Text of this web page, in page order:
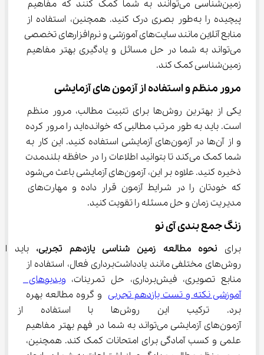
زمین‌شناسی می‌توانند به شما کمک کنند که مفاهیم
پیچیده را به‌طور بصری درک کنید. همچنین، استفاده از
منابع آنلاین مانند سایت‌های آموزشی و نرم‌افزارهای تخصصی
می‌تواند به شما در حل مسائل و یادگیری بهتر مفاهیم
زمین‌شناسی کمک کند.
مرور منظم و استفاده از آزمون ‌های آزمایشی
یکی از بهترین روش‌ها برای تثبیت مطالب، مرور منظم
است. باید به طور مرتب مطالبی که خوانده‌اید را مرور کرده
و از آن‌ها در آزمون‌های آزمایشی استفاده کنید. این کار به
شما کمک می‌کند تا بتوانید اطلاعات را در حافظه بلندمدت
ذخیره کنید. علاوه بر این، آزمون‌های آزمایشی باعث می‌شود
که خودتان را در شرایط آزمون قرار داده و مهارت‌های
مدیریت زمان و حل مسئله را تقویت کنید.
زنگ جمع بندی آی نو
برای نحوه مطالعه زمین شناسی یازدهم تجربی، باید از
روش‌های مختلفی مانند یادداشت‌برداری فعال، استفاده از
منابع تصویری، فیش‌برداری، حل تمرینات،
ویدیوهای
آموزشی نکته و تست یازدهم تجربی
و گروه‌ مطالعه بهره
برد. ترکیب این روش‌ها با
آزمون‌های آزمایشی می‌تواند به شما در فهم بهتر مفاهیم
علمی و کسب آمادگی برای امتحانات کمک کند. همچنین،